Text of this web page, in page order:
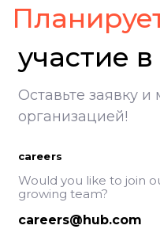
участие
Оставьте заявку
организацией!
careers
Would you like to join
growing team?
careers@hub.com